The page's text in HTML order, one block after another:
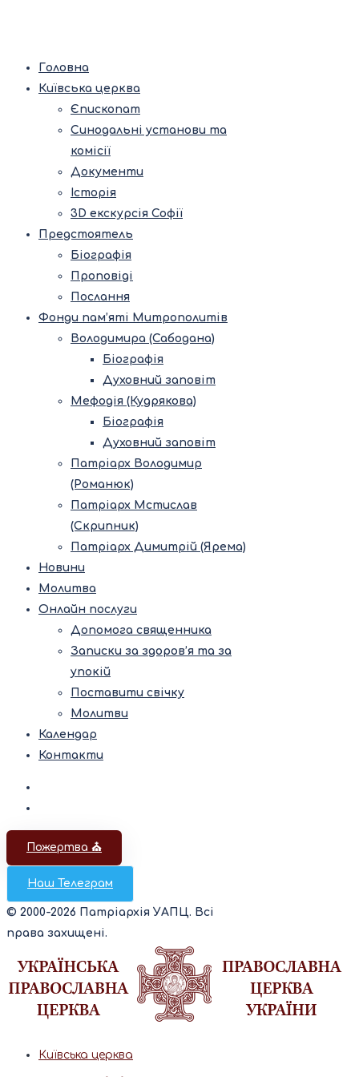
Головна
Київська церква
Єпископат
Синодальні установи та
комісії
Документи
Історія
3D екскурсія Софії
Предстоятель
Біографія
Проповіді
Послання
Фонди пам’яті Митрополитів
Володимира (Сабодана)
Біографія
Духовний заповіт
Мефодія (Кудрякова)
Біографія
Духовний заповіт
Патріарх Володимир
(Романюк)
Патріарх Мстислав
(Скрипник)
Патріарх Димитрій (Ярема)
Новини
Молитва
Онлайн послуги
Допомога священника
Записки за здоров’я та за
упокій
Поставити свічку
Молитви
Календар
Контакти
Пожертва ⛪️
Наш Телеграм
© 2000-2026 Патріархія УАПЦ. Всі
права захищені.
Київська церква